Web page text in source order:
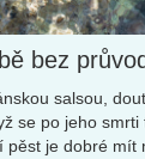
bez
salsou,
se po jeho
pěst je dobré mít